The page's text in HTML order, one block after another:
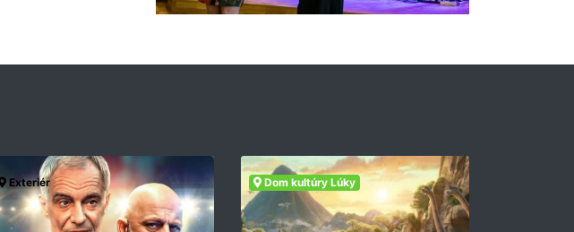
Exteriér Dom kultúry Lúky